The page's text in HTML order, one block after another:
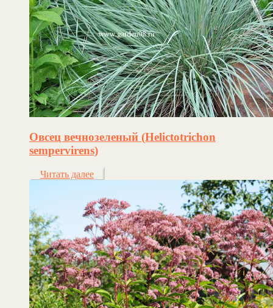
Овсец вечнозеленый (Helictotrichon
sempervirens)
Читать далее